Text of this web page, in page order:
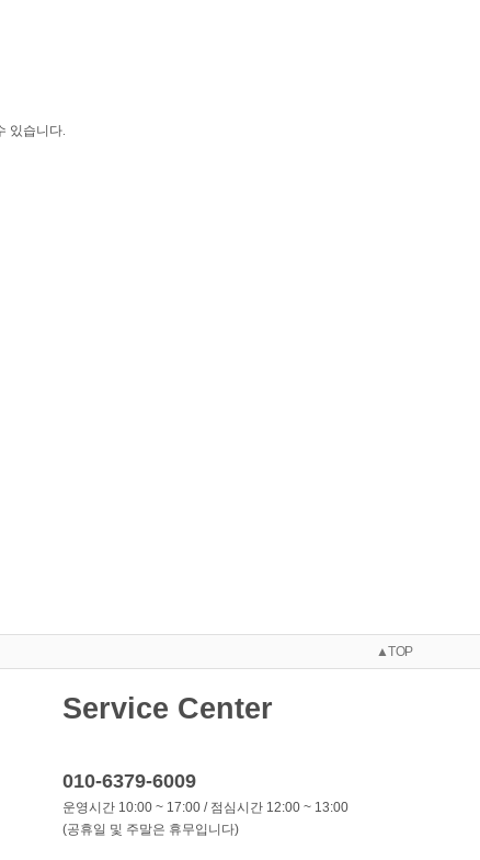
있습니다.
▲TOP
Service Center
010-6379-6009
운영시간 10:00 ~ 17:00 / 점심시간 12:00 ~ 13:00
(공휴일 및 주말은 휴무입니다)